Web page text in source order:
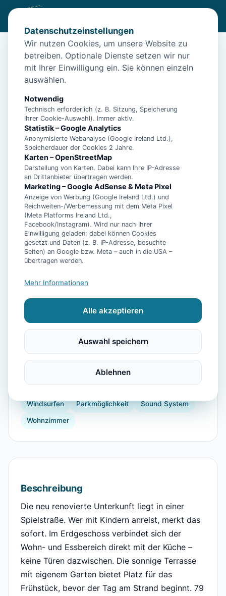
/Unterkünfte /Norden/
Haus Elke Norddeich Norden – Deichblick
Haus Elke Norddeich Norden –
Deichblick
26506 Norden
Ausstattung
WLAN
Mikrowelle Geschirrspüler
Terrasse Garten Kaffeemaschine
Küchenutensilien
Toaster Vogelbeobachtung Reiten
Windsurfen Parkmöglichkeit Sound System
Wohnzimmer
Beschreibung
Die neu renovierte Unterkunft liegt in einer
Spielstraße. Wer mit Kindern anreist, merkt das
sofort. Im Erdgeschoss verbindet sich der
Wohn- und Essbereich direkt mit der Küche –
keine Türen dazwischen. Die sonnige Terrasse
mit eigenem Garten bietet Platz für das
Frühstück, bevor der Tag am Strand beginnt. 79
Datenschutzeinstellungen
Wir nutzen Cookies, um unsere Website zu
betreiben. Optionale Dienste setzen wir nur
mit Ihrer Einwilligung ein. Sie können einzeln
auswählen.
Notwendig
Technisch erforderlich (z. B. Sitzung, Speicherung
Ihrer Cookie-Auswahl). Immer aktiv.
Statistik – Google Analytics
Anonymisierte Webanalyse (Google Ireland Ltd.),
Speicherdauer der Cookies 2 Jahre.
Karten – OpenStreetMap
Darstellung von Karten. Dabei kann Ihre IP-Adresse
an Drittanbieter übertragen werden.
Marketing – Google AdSense & Meta Pixel
Anzeige von Werbung (Google Ireland Ltd.) und
Reichweiten-/Werbemessung mit dem Meta Pixel
(Meta Platforms Ireland Ltd.,
Facebook/Instagram). Wird nur nach Ihrer
Einwilligung geladen; dabei können Cookies
gesetzt und Daten (z. B. IP-Adresse, besuchte
Seiten) an Google bzw. Meta – auch in die USA –
übertragen werden.
Mehr Informationen
Alle akzeptieren
Auswahl speichern
Ablehnen